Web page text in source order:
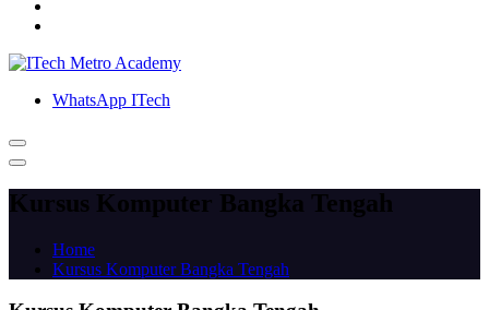
WhatsApp ITech
Kursus Komputer Bangka Tengah
Home
Kursus Komputer Bangka Tengah